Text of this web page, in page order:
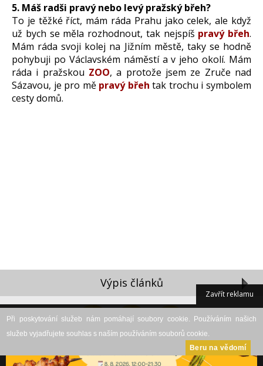
Při poskytování služeb nám pomáhají soubory cookie. Používáním našich
služeb vyjadřujete souhlas s naším používáním souborů cookie.
Beru na vědomí
Zavřít reklamu
5. Máš radši pravý nebo levý pražský břeh?
To je těžké říct, mám ráda Prahu jako celek, ale když
už bych se měla rozhodnout, tak nejspíš pravý břeh.
Mám ráda svoji kolej na Jižním městě, taky se hodně
pohybuji po Václavském náměstí a v jeho okolí. Mám
ráda i pražskou ZOO, a protože jsem ze Zruče nad
Sázavou, je pro mě pravý břeh tak trochu i symbolem
cesty domů.
Výpis článků
DESKTOP VERZE